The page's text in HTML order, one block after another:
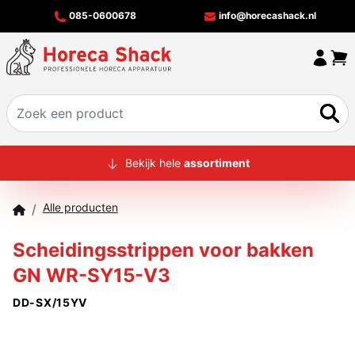
085-0600678 info@horecashack.nl
HOME
MERKEN
OFFERTECHECKER
Bekijk hele assortiment
/ Alle producten
Scheidingsstrippen voor bakken
GN WR-SY15-V3
DD-SX/15YV